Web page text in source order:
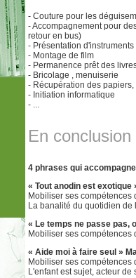
- Couture pour les
- Accompagnement pour
retour en bus)
- Présentation
- Montage de film
- Permanence prêt des
- Bricolage , menuiserie
- Récupération des
- Initiation informatique
- ...
En conclusion
4 phrases qui
« Tout anodin est exotique
Mobiliser ses compétences
La banalité du quotidien de
« Le temps ne passe pas,
Mobiliser ses
« Aide moi à faire seul »
Mobiliser ses compétences
L'enfant est sujet, acteur